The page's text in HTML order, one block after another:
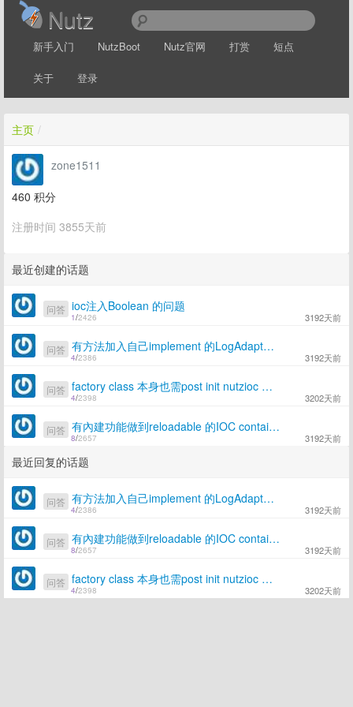
Nutz
新手入门 NutzBoot Nutz官网 打赏 短点
关于 登录
主页 /
zone1511
460 积分
注册时间 3855天前
最近创建的话题
1/2426 3192天前
问答 ioc注入Boolean 的问题
4/2386 3192天前
问答 有方法加入自己implement 的LogAdapter 到NUTZ 嗎?
4/2398 3202天前
问答 factory class 本身也需post init nutzioc 支援嗎?
8/2657 3192天前
问答 有內建功能做到reloadable 的IOC container 嗎?
最近回复的话题
4/2386 3192天前
问答 有方法加入自己implement 的LogAdapter 到NUTZ 嗎?
8/2657 3192天前
问答 有內建功能做到reloadable 的IOC container 嗎?
4/2398 3202天前
问答 factory class 本身也需post init nutzioc 支援嗎?